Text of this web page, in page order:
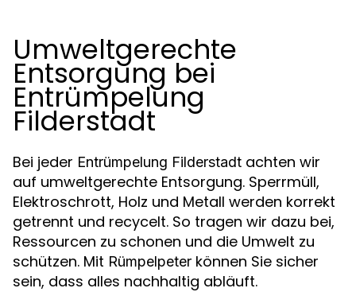
Umweltgerechte
Entsorgung bei
Entrümpelung
Filderstadt
Bei jeder Entrümpelung Filderstadt achten wir
auf umweltgerechte Entsorgung. Sperrmüll,
Elektroschrott, Holz und Metall werden korrekt
getrennt und recycelt. So tragen wir dazu bei,
Ressourcen zu schonen und die Umwelt zu
schützen. Mit Rümpelpeter können Sie sicher
sein, dass alles nachhaltig abläuft.